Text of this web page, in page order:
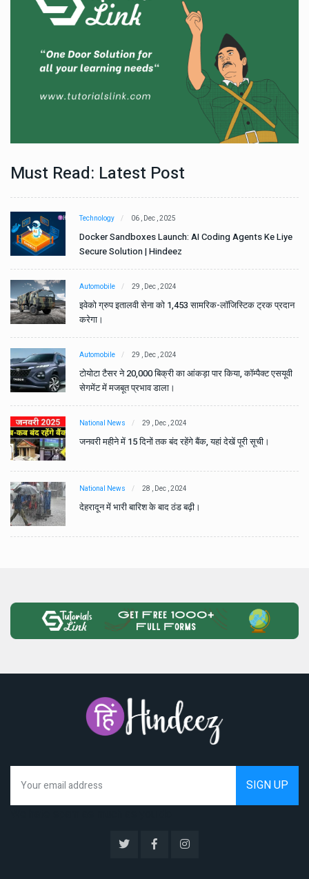
Must Read: Latest Post
Technology 06 , Dec , 2025
Docker Sandboxes Launch: AI Coding Agents Ke Liye
Secure Solution | Hindeez
Automobile 29 , Dec , 2024
इवेको ग्रुप इतालवी सेना को 1,453 सामरिक-लॉजिस्टिक ट्रक प्रदान
करेगा।
Automobile 29 , Dec , 2024
टोयोटा टैसर ने 20,000 बिक्री का आंकड़ा पार किया, कॉम्पैक्ट एसयूवी
सेगमेंट में मजबूत प्रभाव डाला।
National News 29 , Dec , 2024
जनवरी महीने में 15 दिनों तक बंद रहेंगे बैंक, यहां देखें पूरी सूची।
National News 28 , Dec , 2024
देहरादून में भारी बारिश के बाद ठंड बढ़ी।